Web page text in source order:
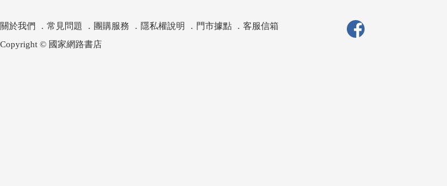
關於我們 ． 常見問題 ． 團購服務 ． 隱私權說明 ． 門市據點． 客服信箱
Copyright © 國家網路書店